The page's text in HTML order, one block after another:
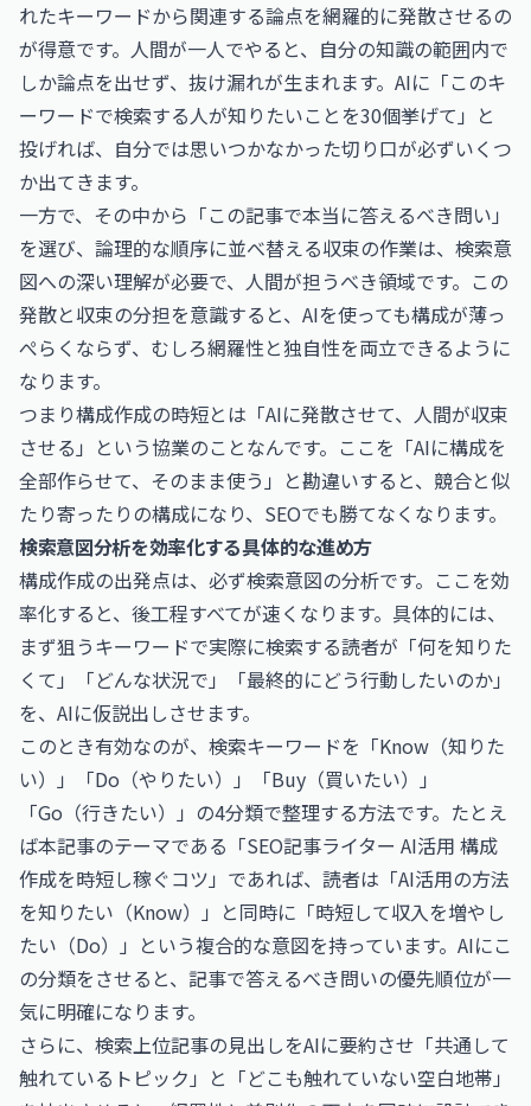
れたキーワードから関連する論点を網羅的に発散させるの
が得意です。人間が一人でやると、自分の知識の範囲内で
しか論点を出せず、抜け漏れが生まれます。AIに「このキ
ーワードで検索する人が知りたいことを30個挙げて」と
投げれば、自分では思いつかなかった切り口が必ずいくつ
か出てきます。
一方で、その中から「この記事で本当に答えるべき問い」
を選び、論理的な順序に並べ替える収束の作業は、検索意
図への深い理解が必要で、人間が担うべき領域です。この
発散と収束の分担を意識すると、AIを使っても構成が薄っ
ぺらくならず、むしろ網羅性と独自性を両立できるように
なります。
つまり構成作成の時短とは「AIに発散させて、人間が収束
させる」という協業のことなんです。ここを「AIに構成を
全部作らせて、そのまま使う」と勘違いすると、競合と似
たり寄ったりの構成になり、SEOでも勝てなくなります。
検索意図分析を効率化する具体的な進め方
構成作成の出発点は、必ず検索意図の分析です。ここを効
率化すると、後工程すべてが速くなります。具体的には、
まず狙うキーワードで実際に検索する読者が「何を知りた
くて」「どんな状況で」「最終的にどう行動したいのか」
を、AIに仮説出しさせます。
このとき有効なのが、検索キーワードを「Know（知りた
い）」「Do（やりたい）」「Buy（買いたい）」
「Go（行きたい）」の4分類で整理する方法です。たとえ
ば本記事のテーマである「SEO記事ライター AI活用 構成
作成を時短し稼ぐコツ」であれば、読者は「AI活用の方法
を知りたい（Know）」と同時に「時短して収入を増やし
たい（Do）」という複合的な意図を持っています。AIにこ
の分類をさせると、記事で答えるべき問いの優先順位が一
気に明確になります。
さらに、検索上位記事の見出しをAIに要約させ「共通して
触れているトピック」と「どこも触れていない空白地帯」